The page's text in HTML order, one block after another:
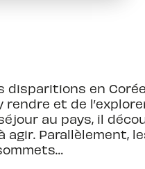
disparitions en
rendre et de
au pays, il
agir. Parallèlement,